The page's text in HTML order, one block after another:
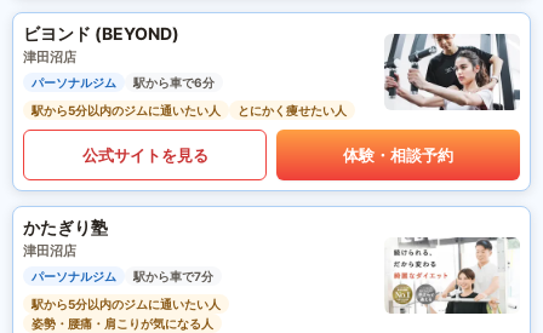
ビヨンド (BEYOND)
津田沼店
パーソナルジム
駅から車で6分
駅から5分以内のジムに通いたい人
とにかく痩せたい人
公式サイトを見る 体験・相談予約
かたぎり塾
津田沼店
パーソナルジム
駅から車で7分
駅から5分以内のジムに通いたい人
姿勢・腰痛・肩こりが気になる人